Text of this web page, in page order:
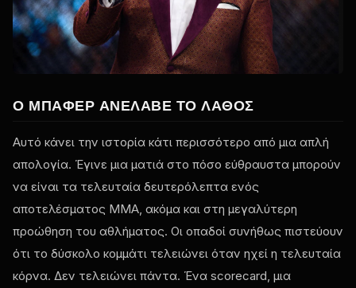
Ο ΜΠΆΦΕΡ ΑΝΈΛΑΒΕ ΤΟ ΛΆΘΟΣ
Αυτό κάνει την ιστορία κάτι περισσότερο από μια απλή
απολογία. Έγινε μια ματιά στο πόσο εύθραυστα μπορούν
να είναι τα τελευταία δευτερόλεπτα ενός
αποτελέσματος MMA, ακόμα και στη μεγαλύτερη
προώθηση του αθλήματος. Οι οπαδοί συνήθως πιστεύουν
ότι το δύσκολο κομμάτι τελειώνει όταν ηχεί η τελευταία
κόρνα. Δεν τελειώνει πάντα. Ένα scorecard, μια